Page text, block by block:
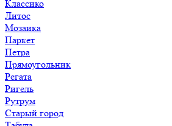
Классико
Литос
Мозаика
Паркет
Петра
Прямоугольник
Регата
Ригель
Рутрум
Старый город